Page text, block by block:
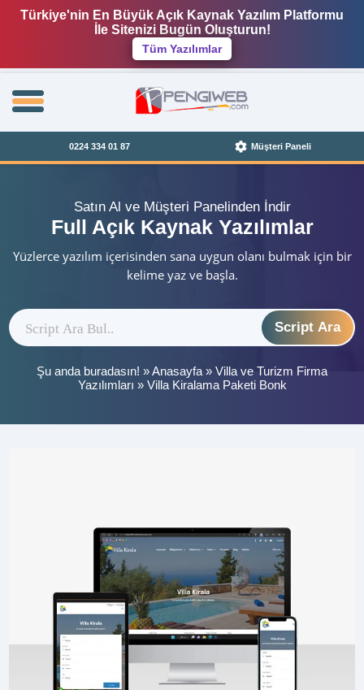
Türkiye'nin En Büyük Açık Kaynak Yazılım Platformu
İle Sitenizi Bugün Oluşturun!
Tüm Yazılımlar
0224 334 01 87 Müşteri Paneli
Satın Al ve Müşteri Panelinden İndir
Full Açık Kaynak Yazılımlar
Yüzlerce yazılım içerisinden sana uygun olanı bulmak için bir
kelime yaz ve başla.
Script Ara
Şu anda buradasın! »Anasayfa » Villa ve Turizm Firma
Yazılımları » Villa Kiralama Paketi Bonk